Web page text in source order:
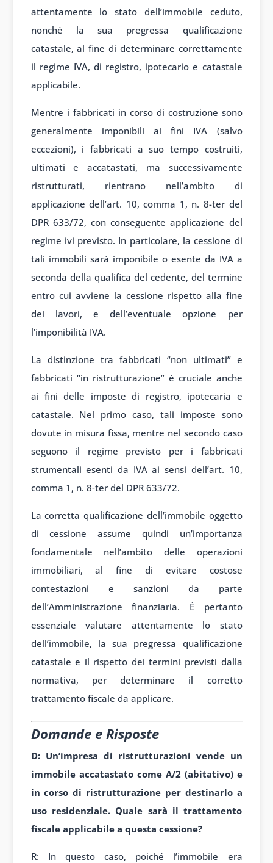
attentamente lo stato dell’immobile ceduto,
nonché la sua pregressa qualificazione
catastale, al fine di determinare correttamente
il regime IVA, di registro, ipotecario e catastale
applicabile.
Mentre i fabbricati in corso di costruzione sono
generalmente imponibili ai fini IVA (salvo
eccezioni), i fabbricati a suo tempo costruiti,
ultimati e accatastati, ma successivamente
ristrutturati, rientrano nell’ambito di
applicazione dell’art. 10, comma 1, n. 8-ter del
DPR 633/72, con conseguente applicazione del
regime ivi previsto. In particolare, la cessione di
tali immobili sarà imponibile o esente da IVA a
seconda della qualifica del cedente, del termine
entro cui avviene la cessione rispetto alla fine
dei lavori, e dell’eventuale opzione per
l’imponibilità IVA.
La distinzione tra fabbricati “non ultimati” e
fabbricati “in ristrutturazione” è cruciale anche
ai fini delle imposte di registro, ipotecaria e
catastale. Nel primo caso, tali imposte sono
dovute in misura fissa, mentre nel secondo caso
seguono il regime previsto per i fabbricati
strumentali esenti da IVA ai sensi dell’art. 10,
comma 1, n. 8-ter del DPR 633/72.
La corretta qualificazione dell’immobile oggetto
di cessione assume quindi un’importanza
fondamentale nell’ambito delle operazioni
immobiliari, al fine di evitare costose
contestazioni e sanzioni da parte
dell’Amministrazione finanziaria. È pertanto
essenziale valutare attentamente lo stato
dell’immobile, la sua pregressa qualificazione
catastale e il rispetto dei termini previsti dalla
normativa, per determinare il corretto
trattamento fiscale da applicare.
Domande e Risposte
D: Un’impresa di ristrutturazioni vende un
immobile accatastato come A/2 (abitativo) e
in corso di ristrutturazione per destinarlo a
uso residenziale. Quale sarà il trattamento
fiscale applicabile a questa cessione?
R: In questo caso, poiché l’immobile era